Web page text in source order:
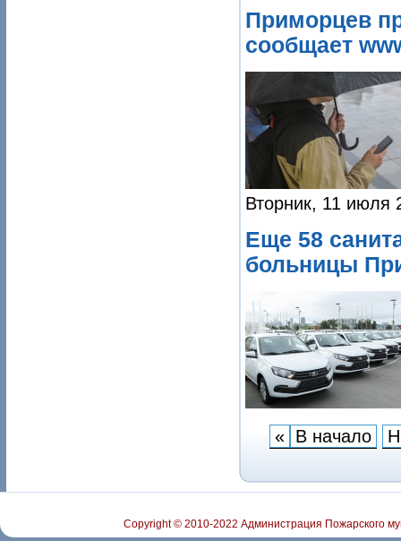
Приморцев
сообщает
Вторник, 11 июля
Еще 58
больницы
« В начало
Copyright © 2010-2022 Администрация Пожарского